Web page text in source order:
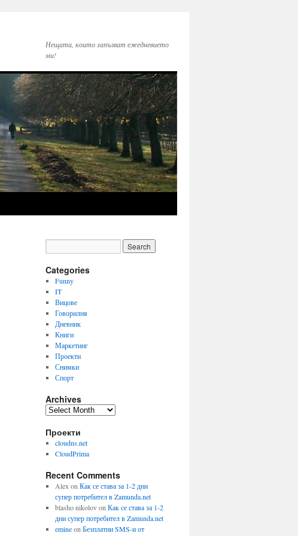
Нещата, които запълват ежедневието
ми!
Categories
Funny
IT
Вицове
Говорилня
Дневник
Книги
Маркетинг
Проекти
Снимки
Спорт
Archives
Archives
Проекти
cloudns.net
CloudPrima
Recent Comments
Alex on Как се става за 1-2 дни
супер потребител в Zamunda.net
blasho nikolovon Как се става за 1-2
дни супер потребител в Zamunda.net
emineon Безплатни SMS-и от